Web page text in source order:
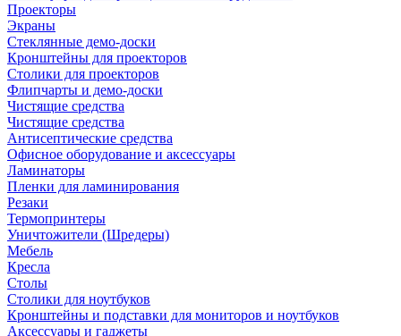
Проекторы
Экраны
Стеклянные демо-доски
Кронштейны для проекторов
Столики для проекторов
Флипчарты и демо-доски
Чистящие средства
Чистящие средства
Антисептические средства
Офисное оборудование и аксессуары
Ламинаторы
Пленки для ламинирования
Резаки
Термопринтеры
Уничтожители (Шредеры)
Мебель
Кресла
Столы
Столики для ноутбуков
Кронштейны и подставки для мониторов и ноутбуков
Аксессуары и гаджеты